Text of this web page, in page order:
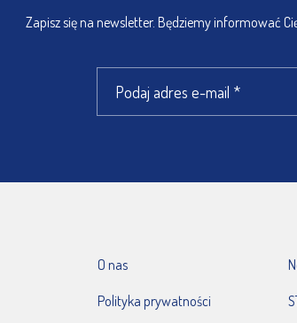
Zapisz się na newsletter. Będziemy informować
O nas
Polityka prywatności